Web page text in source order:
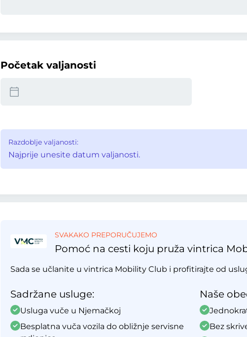
Početak valjanosti
Razdoblje valjanosti:
Najprije unesite datum valjanosti.
SVAKAKO PREPORUČUJEMO
Pomoć na cesti koju pruža vintrica
Sada se učlanite u vintrica Mobility Club i profitirajte od
Sadržane usluge:
Usluga vuče u Njemačkoj
Besplatna vuča vozila do obližnje servisne
Naše
Bez